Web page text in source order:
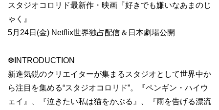
スタジオコロリド最新作・映画『好きでも嫌いなあまのじ
ゃく』
5月24日(金) Netflix世界独占配信＆日本劇場公開
❆INTRODUCTION
新進気鋭のクリエイターが集まるスタジオとして世界中か
ら注目を集める“スタジオコロリド”。『ペンギン・ハイウ
ェイ』、『泣きたい私は猫をかぶる』、『雨を告げる漂流